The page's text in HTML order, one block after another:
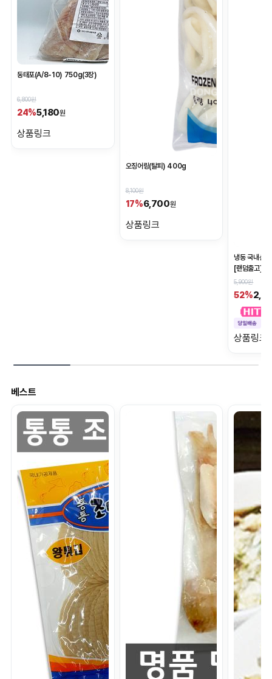
동태포(A/8-10) 750g(3장)
6,800원
24%5,180원
상품링크
오징어링(탈피) 400g
8,100원
17%6,700원
상품링크
냉동 국내산
[랜덤출고]
5,900원
52%
상품링크
베스트